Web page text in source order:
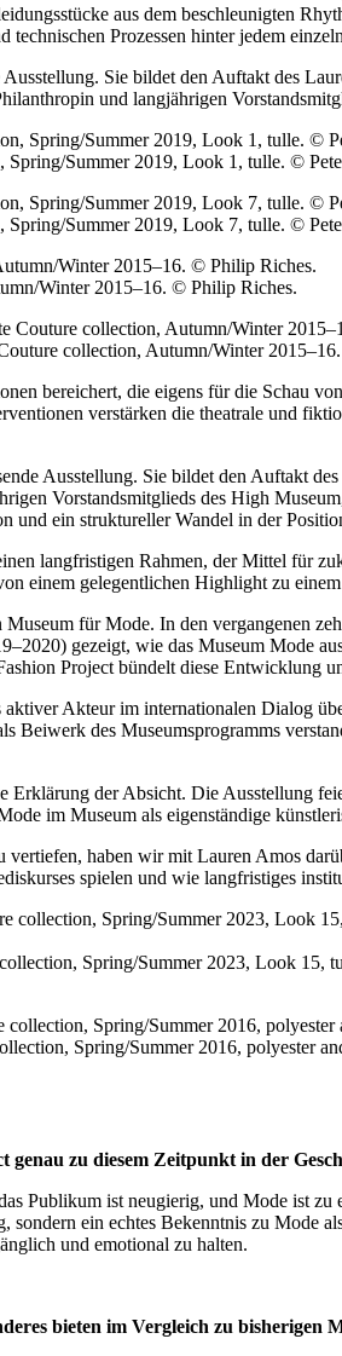
aus dem beschleunigten
Prozessen hinter jedem
Sie bildet den Auftakt des
und langjährigen
Spring/Summer 2019, Look 1, tulle. ©
Spring/Summer 2019, Look 7, tulle. ©
Winter 2015–16. © Philip Riches.
collection, Autumn/Winter
bereichert, die eigens für die Schau
verstärken die theatrale und
Ausstellung. Sie bildet den Auftakt
Vorstandsmitglieds des High
und ein struktureller Wandel in der
langfristigen Rahmen, der Mittel für
einem gelegentlichen Highlight zu
für Mode. In den vergangenen
gezeigt, wie das Museum Mode
Project bündelt diese Entwicklung
Akteur im internationalen Dialog
des Museumsprogramms
der Absicht. Die Ausstellung
im Museum als eigenständige
haben wir mit Lauren Amos
spielen und wie langfristiges
Spring/Summer 2023, Look 15,
Spring/Summer 2016, polyester
zu diesem Zeitpunkt in der
Publikum ist neugierig, und Mode ist
ein echtes Bekenntnis zu Mode
und emotional zu halten.
bieten im Vergleich zu bisherigen